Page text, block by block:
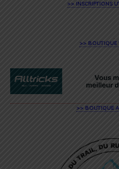
>> INSCRIPTIONS
>> BOUTIQUE
>> BOUTIQUE